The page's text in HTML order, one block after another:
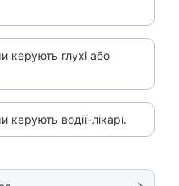
керують глухі або
керують водії-лікарі.